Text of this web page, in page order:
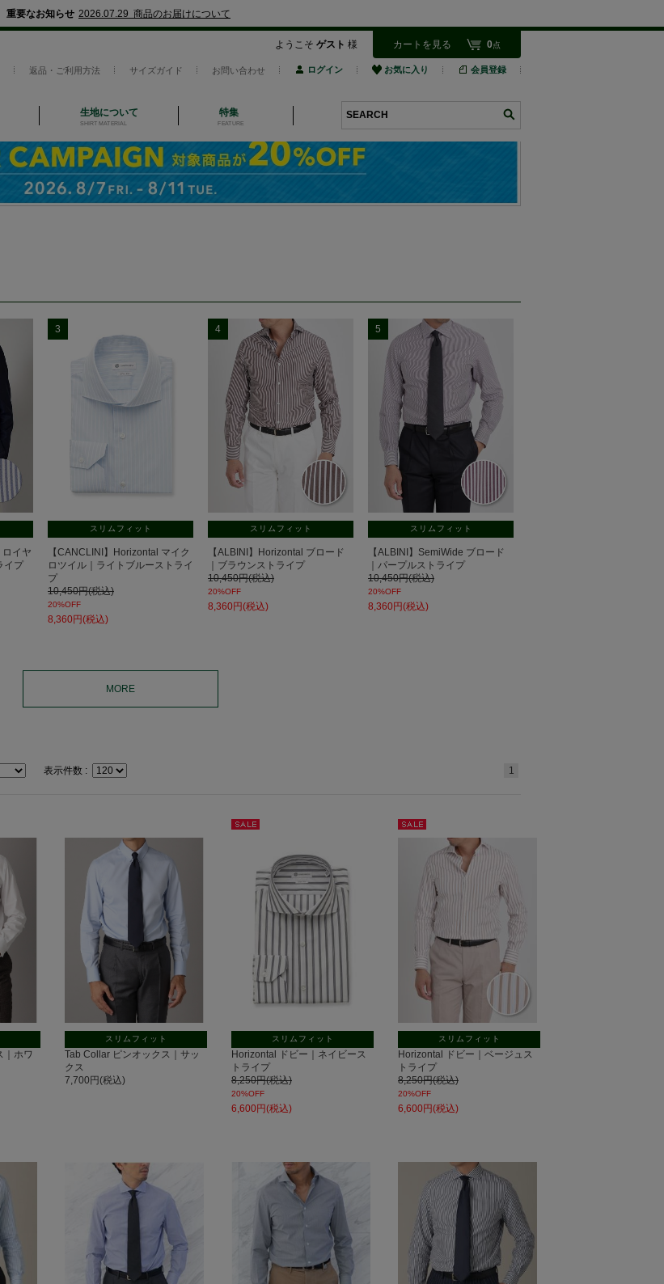
重要なお知らせ 2026.07.29 商品のお届けについて
ようこそ ゲスト 様 カートを見る 0点
返品・ご利用方法 サイズガイド お問い合わせ ログイン お気に入り 会員登録
生地について
SHIRT MATERIAL
特集
FEATURE
イヤ
イプ
3
スリムフィット
【CANCLINI】Horizontal マイク
ロツイル｜ライトブルーストライ
プ
10,450円(税込)
20%OFF
8,360円(税込)
4
スリムフィット
【ALBINI】Horizontal ブロード
｜ブラウンストライプ
10,450円(税込)
20%OFF
8,360円(税込)
5
スリムフィット
【ALBINI】SemiWide ブロード
｜パープルストライプ
10,450円(税込)
20%OFF
8,360円(税込)
MORE
表示件数 : 1
｜ホワ
スリムフィット
Tab Collar ピンオックス｜サッ
クス
7,700円(税込)
スリムフィット
Horizontal ドビー｜ネイビース
トライプ
8,250円(税込)
20%OFF
6,600円(税込)
スリムフィット
Horizontal ドビー｜ベージュス
トライプ
8,250円(税込)
20%OFF
6,600円(税込)